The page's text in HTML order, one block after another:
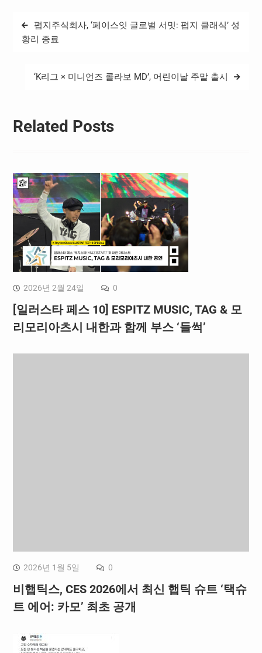
글
탐
펍지주식회사, ‘페이스잇 글로벌 서밋: 펍지 클래식’ 성
황리 종료
‘K리그 × 미니언즈 콜라보 MD’, 어린이날 주말 출시
Related Posts
2026년 2월 24일 0
[일러스타 페스 10] ESPITZ MUSIC, TAG & 모
리모리아츠시 내한과 함께 부스 ‘들썩’
2026년 1월 5일 0
비햅틱스, CES 2026에서 최신 햅틱 슈트 ‘택슈
트 에어: 카모’ 최초 공개